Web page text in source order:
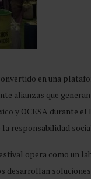
en una
alianzas que
y OCESA durante
responsabilidad
opera como un
desarrollan